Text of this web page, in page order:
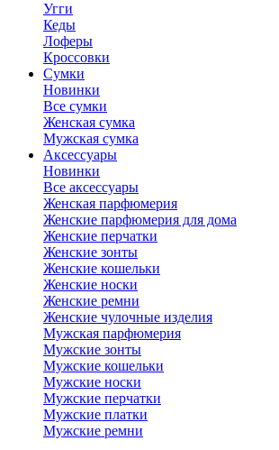
Угги
Кеды
Лоферы
Кроссовки
Сумки
Новинки
Все сумки
Женская сумка
Мужская сумка
Аксессуары
Новинки
Все аксессуары
Женская парфюмерия
Женские парфюмерия для дома
Женские перчатки
Женские зонты
Женские кошельки
Женские носки
Женские ремни
Женские чулочные изделия
Мужская парфюмерия
Мужские зонты
Мужские кошельки
Мужские носки
Мужские перчатки
Мужские платки
Мужские ремни